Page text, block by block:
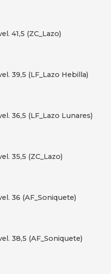
41,5 (ZC_Lazo)
39,5 (LF_Lazo Hebilla)
36,5 (LF_Lazo Lunares)
35,5 (ZC_Lazo)
36 (AF_Soniquete)
38,5 (AF_Soniquete)